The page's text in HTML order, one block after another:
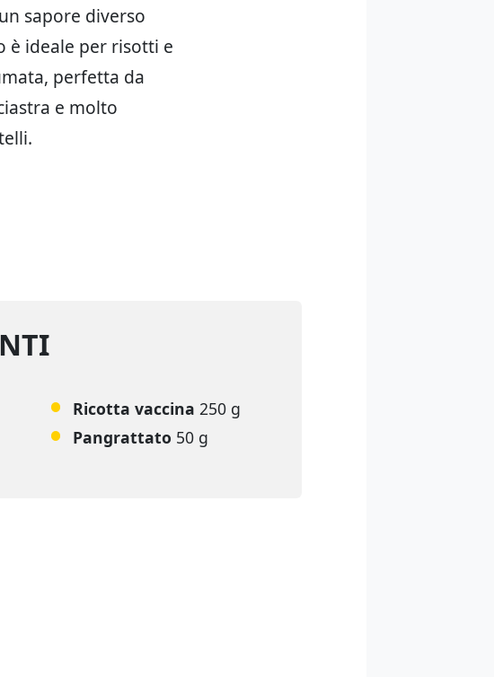
sapore diverso
è ideale per risotti e
perfetta da
e molto
Ricotta vaccina 250 g
Pangrattato 50 g